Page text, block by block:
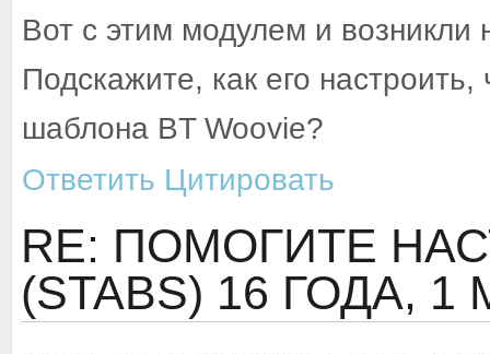
Вот с этим модулем и возникли
Подскажите, как его
шаблона BT Woovie?
Ответить Цитировать
RE: ПОМОГИТЕ
(STABS) 16 ГОДА,